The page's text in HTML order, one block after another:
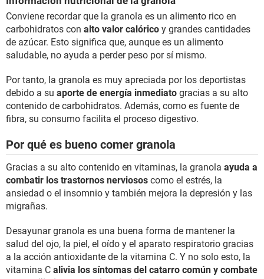
Conviene recordar que la granola es un alimento rico en
carbohidratos con alto valor calórico y grandes cantidades
de azúcar. Esto significa que, aunque es un alimento
saludable, no ayuda a perder peso por sí mismo.
Por tanto, la granola es muy apreciada por los deportistas
debido a su aporte de energía inmediato gracias a su alto
contenido de carbohidratos. Además, como es fuente de
fibra, su consumo facilita el proceso digestivo.
Por qué es bueno comer granola
Gracias a su alto contenido en vitaminas, la granola ayuda a
combatir los trastornos nerviosos como el estrés, la
ansiedad o el insomnio y también mejora la depresión y las
migrañas.
Desayunar granola es una buena forma de mantener la
salud del ojo, la piel, el oído y el aparato respiratorio gracias
a la acción antioxidante de la vitamina C. Y no solo esto, la
vitamina C alivia los síntomas del catarro común y combate